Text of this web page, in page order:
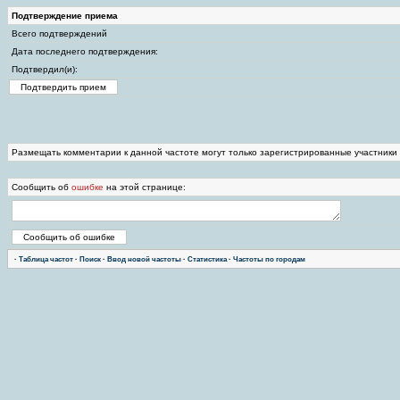
Подтверждение приема
Всего подтверждений
Дата последнего подтверждения:
Подтвердил(и):
Размещать комментарии к данной частоте могут только зарегистрированные
Сообщить об ошибке на этой странице:
· Таблица частот · Поиск · Ввод новой частоты · Статистика· Частоты по городам